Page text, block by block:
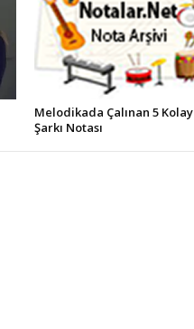
Melodikada Çalınan 5 Kolay
Şarkı Notası